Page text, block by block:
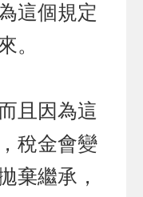
這個規定
。
且因為這
稅金會變
棄繼承，